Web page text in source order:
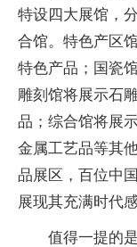
特设四大展馆，
合馆。特色产区
特色产品；国瓷
雕刻馆将展示石
品；综合馆将展
金属工艺品等其
品展区，百位中
展现其充满时代
值得一提的